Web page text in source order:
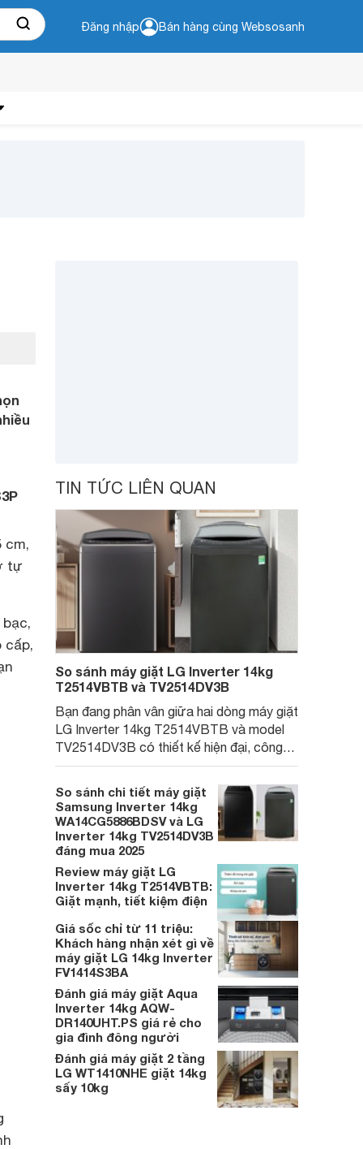
Đăng nhập Bán hàng cùng Websosanh
cm,
tự
cấp,
TIN TỨC LIÊN QUAN
So sánh máy giặt LG Inverter 14kg
T2514VBTB và TV2514DV3B
Bạn đang phân vân giữa hai dòng máy giặt
LG Inverter 14kg T2514VBTB và model
TV2514DV3B có thiết kế hiện đại, công
nghệ giặt tiên tiến và độ bền cao. Cùng tìm
hiểu điểm giống và khác nhau, tính năng nổi
bật, mức giá để chọn ra model phù hợp
nhất cho nhu cầu gia đình bạn trong năm
2025.
So sánh chi tiết máy giặt
Samsung Inverter 14kg
WA14CG5886BDSV và LG
Inverter 14kg TV2514DV3B
đáng mua 2025
Review máy giặt LG
Inverter 14kg T2514VBTB:
Giặt mạnh, tiết kiệm điện
Giá sốc chỉ từ 11 triệu:
Khách hàng nhận xét gì về
máy giặt LG 14kg Inverter
FV1414S3BA
Đánh giá máy giặt Aqua
Inverter 14kg AQW-
DR140UHT.PS giá rẻ cho
gia đình đông người
Đánh giá máy giặt 2 tầng
LG WT1410NHE giặt 14kg
sấy 10kg